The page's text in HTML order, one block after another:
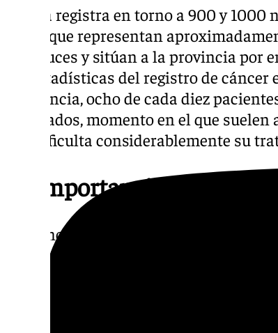
Sevilla registra en torno a 900 y
cifras que representan
andaluces y sitúan a la provincia por
las estadísticas del registro de cáncer
incidencia, ocho de cada diez
avanzados, momento en el que
que dificulta considerablemente su
La importancia del
«El cáncer de pulmón es una
sombrío», explica Miguel Congregado